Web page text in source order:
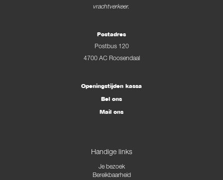
vrachtverkeer.
Postadres
Postbus 120
4700 AC Roosendaal
Openingstijden kassa
Bel ons
Mail ons
Handige links
Je bezoek
Bereikbaarheid